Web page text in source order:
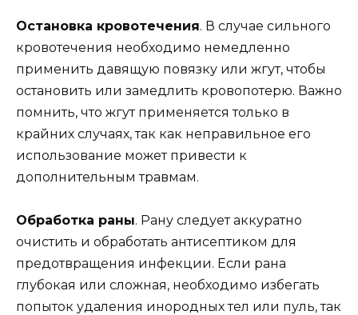
Остановка кровотечения. В случае сильного
кровотечения необходимо немедленно
применить давящую повязку или жгут, чтобы
остановить или замедлить кровопотерю. Важно
помнить, что жгут применяется только в
крайних случаях, так как неправильное его
использование может привести к
дополнительным травмам.
Обработка раны. Рану следует аккуратно
очистить и обработать антисептиком для
предотвращения инфекции. Если рана
глубокая или сложная, необходимо избегать
попыток удаления инородных тел или пуль, так